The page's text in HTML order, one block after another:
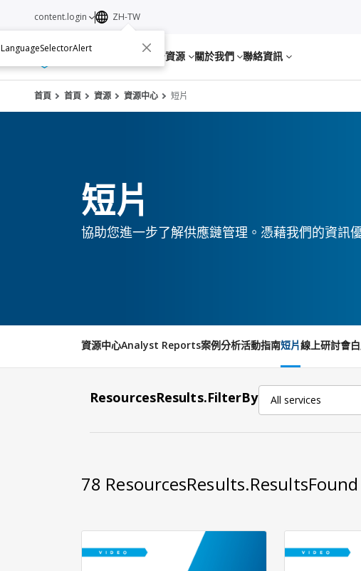
服務 資源 關於我們 聯絡資訊
content.login ZH-TW
首頁 首頁 資源 資源中心 短片
短片
協助您進一步了解供應鏈管理。憑藉我們的資訊
資源中心Analyst Reports案例分析活動指南短片線上研討會
ResourcesResults.FilterBy All services
78 ResourcesResults.ResultsFound